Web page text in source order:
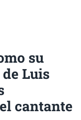
su
Luis
cantante